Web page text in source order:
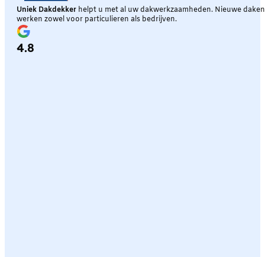
Uniek Dakdekker helpt u met al uw dakwerkzaamheden. Nieuwe
werken zowel voor particulieren als bedrijven.
4.8